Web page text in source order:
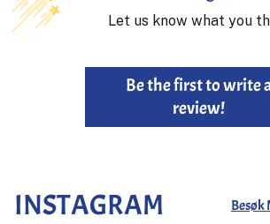
Let us know what you
Be the first to write
review!
INSTAGRAM Besøk